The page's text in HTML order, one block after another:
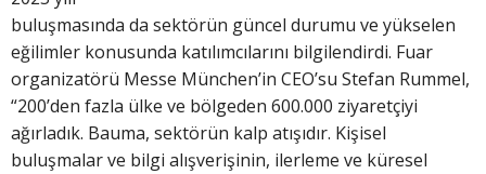
buluşmasında da sektörün güncel durumu ve yükselen
eğilimler konusunda katılımcılarını bilgilendirdi. Fuar
organizatörü Messe München’in CEO’su Stefan Rummel,
“200’den fazla ülke ve bölgeden 600.000 ziyaretçiyi
ağırladık. Bauma, sektörün kalp atışıdır. Kişisel
buluşmalar ve bilgi alışverişinin, ilerleme ve küresel